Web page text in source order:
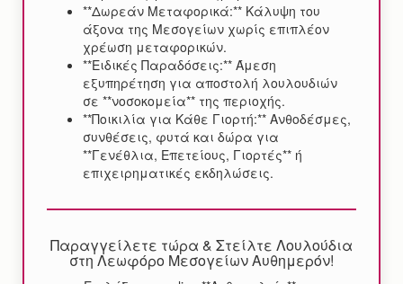
**Δωρεάν Μεταφορικά:** Κάλυψη του
άξονα της Μεσογείων χωρίς επιπλέον
χρέωση μεταφορικών.
**Ειδικές Παραδόσεις:** Άμεση
εξυπηρέτηση για αποστολή λουλουδιών
σε **νοσοκομεία** της περιοχής.
**Ποικιλία για Κάθε Γιορτή:** Ανθοδέσμες,
συνθέσεις, φυτά και δώρα για
**Γενέθλια, Επετείους, Γιορτές** ή
επιχειρηματικές εκδηλώσεις.
Παραγγείλετε τώρα & Στείλτε Λουλούδια
στη Λεωφόρο Μεσογείων Αυθημερόν!